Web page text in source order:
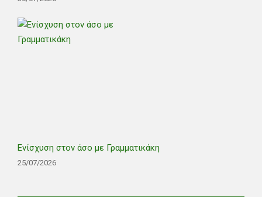
Ενίσχυση στον άσο με Γραμματικάκη
25/07/2026